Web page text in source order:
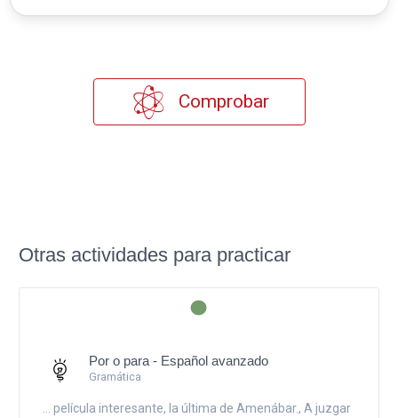
Comprobar
Otras actividades para practicar
Por o para - Español avanzado
Gramática
... película interesante, la última de Amenábar., A juzgar